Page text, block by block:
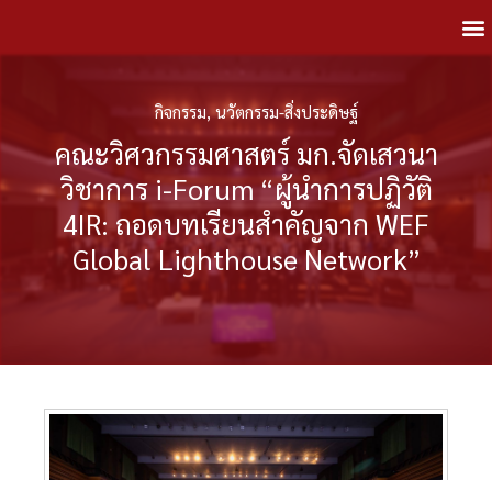
กิจกรรม,นวัตกรรม-สิ่งประดิษฐ์
คณะวิศวกรรมศาสตร์ มก.จัดเสวนา
วิชาการ i-Forum “ผู้นําการปฏิวัติ
4IR: ถอดบทเรียนสําคัญจาก WEF
Global Lighthouse Network”